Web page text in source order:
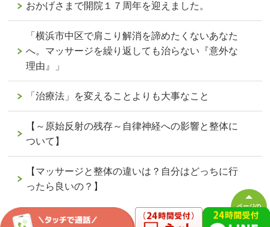
おかげさまで開院１７周年を迎えました。
「横浜市中区で肩こり解消を諦めたくないあなた
へ。マッサージを繰り返しても治らない『意外な
理由』」
「治療法」を変えることよりも大事なこと
【～原始反射の残存～自律神経への影響と整体に
ついて】
【マッサージと整体の違いは？自分はどっちに行
ったら良いの？】
ページの
先頭へ